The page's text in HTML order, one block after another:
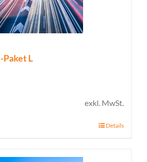
L
exkl. MwSt.
Details